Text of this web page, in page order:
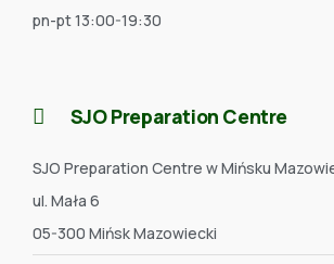
pn-pt 13:00-19:30
SJO Preparation Centre
SJO Preparation Centre w Mińsku
ul. Mała 6
05-300 Mińsk Mazowiecki